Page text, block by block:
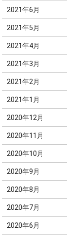
2021年6月
2021年5月
2021年4月
2021年3月
2021年2月
2021年1月
2020年12月
2020年11月
2020年10月
2020年9月
2020年8月
2020年7月
2020年6月